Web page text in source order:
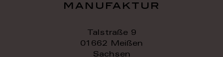
manufaktur
Talstraße 9
01662 Meißen
Sachsen